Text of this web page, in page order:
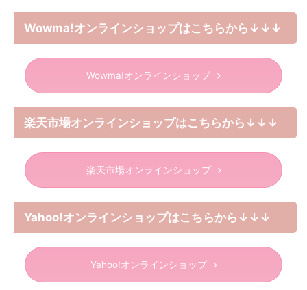
Wowma!オンラインショップはこちらから↓↓↓
Wowma!オンラインショップ
楽天市場オンラインショップはこちらから↓↓↓
楽天市場オンラインショップ
Yahoo!オンラインショップはこちらから↓↓↓
Yahoo!オンラインショップ